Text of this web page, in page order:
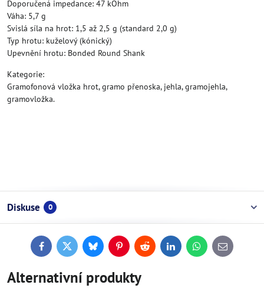
Doporučená impedance: 47 kOhm
Váha: 5,7 g
Svislá síla na hrot: 1,5 až 2,5 g (standard 2,0 g)
Typ hrotu: kuželový (kónický)
Upevnění hrotu: Bonded Round Shank
Kategorie:
Gramofonová vložka hrot, gramo přenoska, jehla, gramojehla,
gramovložka.
Diskuse 0
FacebookTwitterBlueskyPinterestReddit LinkedInWhatsApp
E-
mail
Alternativní produkty